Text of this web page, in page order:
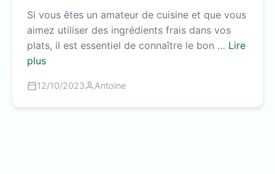
Si vous êtes un amateur de cuisine et que vous
aimez utiliser des ingrédients frais dans vos
plats, il est essentiel de connaître le bon … Lire
plus
12/10/2023 Antoine